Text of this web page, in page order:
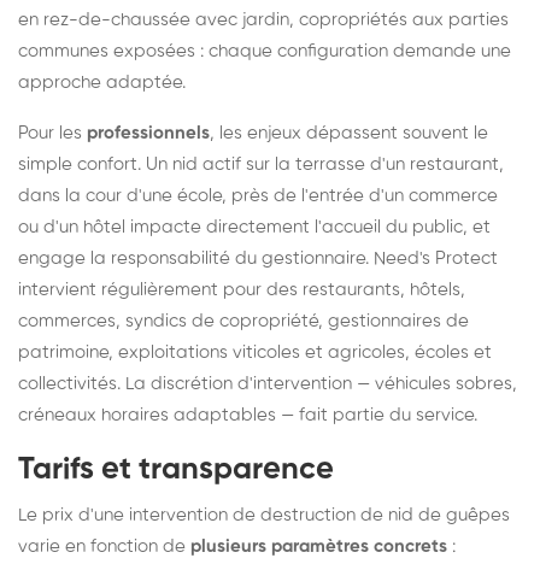
en rez-de-chaussée avec jardin, copropriétés aux parties
communes exposées : chaque configuration demande une
approche adaptée.
Pour les professionnels, les enjeux dépassent souvent le
simple confort. Un nid actif sur la terrasse d'un restaurant,
dans la cour d'une école, près de l'entrée d'un commerce
ou d'un hôtel impacte directement l'accueil du public, et
engage la responsabilité du gestionnaire. Need's Protect
intervient régulièrement pour des restaurants, hôtels,
commerces, syndics de copropriété, gestionnaires de
patrimoine, exploitations viticoles et agricoles, écoles et
collectivités. La discrétion d'intervention — véhicules sobres,
créneaux horaires adaptables — fait partie du service.
Tarifs et transparence
Le prix d'une intervention de destruction de nid de guêpes
varie en fonction de plusieurs paramètres concrets :